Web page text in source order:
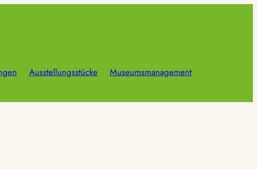
Ausstellungsstücke
Museumsmanagement